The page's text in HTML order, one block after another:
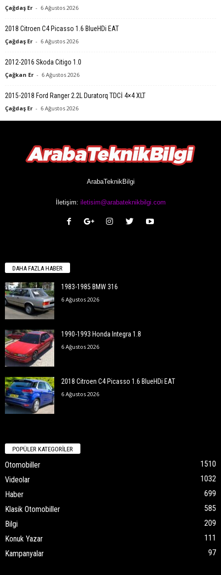
Çağdaş Er - 6 Ağustos 2026
2018 Citroen C4 Picasso 1.6 BlueHDi EAT
Çağdaş Er - 6 Ağustos 2026
2012-2016 Skoda Citigo 1.0
Çağkan Er - 6 Ağustos 2026
2015-2018 Ford Ranger 2.2L Duratorq TDCİ 4×4 XLT
Çağdaş Er - 6 Ağustos 2026
ArabaTeknikBilgi
İletişim: iletisim@arabateknikbilgi.com
DAHA FAZLA HABER
1983-1985 BMW 316
6 Ağustos 2026
1990-1993 Honda Integra 1.8
6 Ağustos 2026
2018 Citroen C4 Picasso 1.6 BlueHDi EAT
6 Ağustos 2026
POPÜLER KATEGORİLER
Otomobiller
1510
Videolar
1032
Haber
699
Klasik Otomobiller
585
Bilgi
209
Konuk Yazar
111
Kampanyalar
97